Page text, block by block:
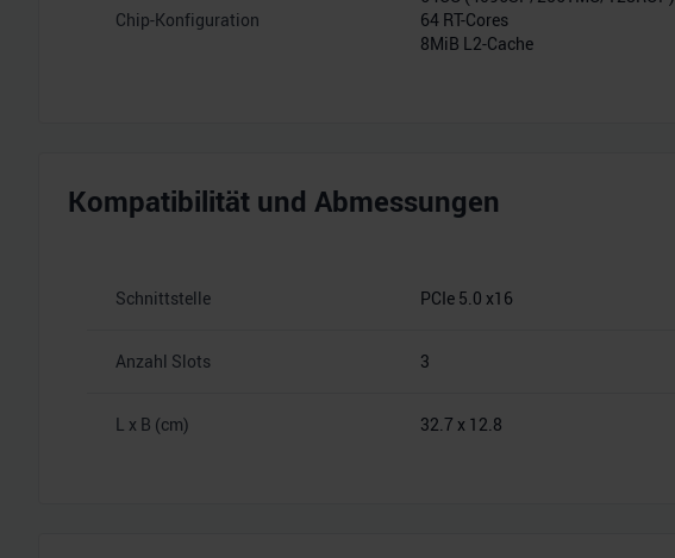
Chip-Konfiguration
64 RT-Cores
8MiB L2-Cache
Kompatibilität und Abmessungen
Schnittstelle PCIe 5.0 x16
Anzahl Slots 3
L x B (cm) 32.7 x 12.8